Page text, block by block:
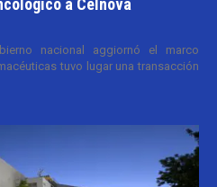
a Celnova
nacional aggiornó el marco
tuvo lugar una transacción